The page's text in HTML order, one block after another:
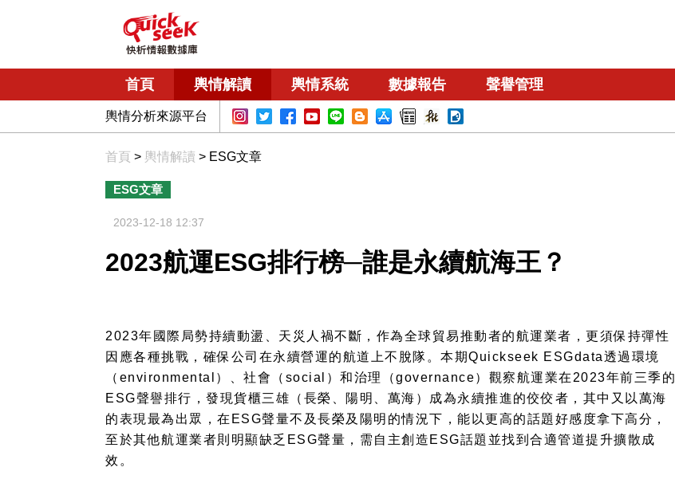
首頁 輿情解讀 輿情系統 數據報告 聲譽管理
輿情分析來源平台
首頁 > 輿情解讀 > ESG文章
ESG文章
2023-12-18 12:37
2023航運ESG排行榜─誰是永續航海王？
2023年國際局勢持續動盪、天災人禍不斷，作為全球貿易推動者的航運業者，更須保持彈性
因應各種挑戰，確保公司在永續營運的航道上不脫隊。本期Quickseek ESGdata透過環境
（ environmental ）、社會（ social ）和治理（governance）觀察航運業在 2023年前三季的
ESG聲譽排行，發現貨櫃三雄（長榮、陽明、萬海）成為永續推進的佼佼者，其中又以萬海
的表現最為出眾，在 ESG聲量不及長榮及陽明的情況下，能以更高的話題好感度拿下高分，
至於其他航運業者則明顯缺乏 ESG聲量，需自主創造 ESG話題並找到合適管道提升擴散成
效。